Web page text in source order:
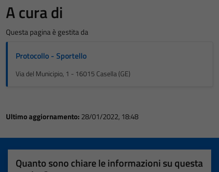
A cura di
Questa pagina è gestita da
Protocollo - Sportello
Via del Municipio, 1 - 16015 Casella (GE)
Ultimo aggiornamento: 28/01/2022, 18:48
Quanto sono chiare le informazioni su questa